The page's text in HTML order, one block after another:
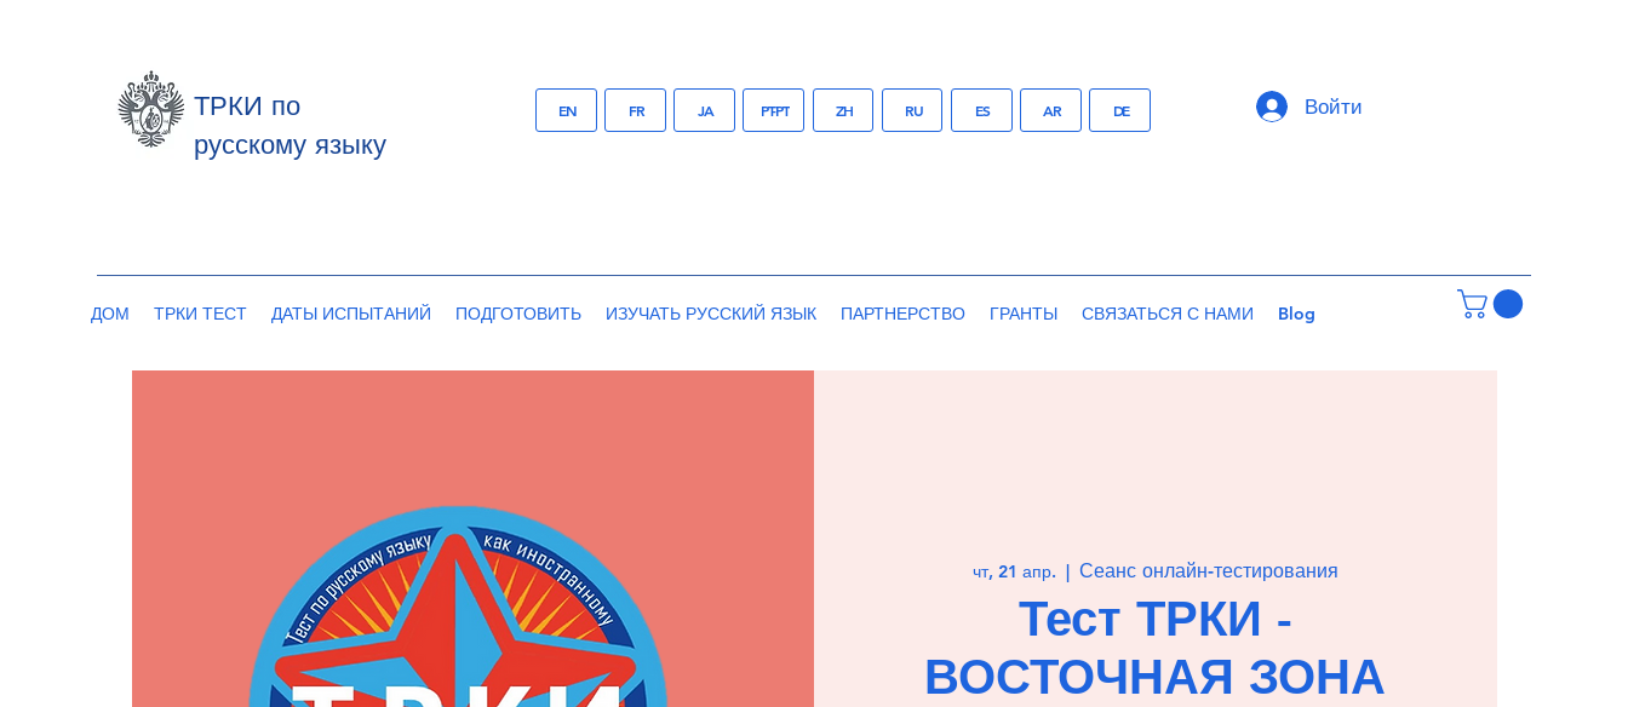
ТРКИ по
русскому языку
EN FR JA PT-PT ZH RU ES AR DE Войти
ДОМ ТРКИ ТЕСТ ДАТЫ ИСПЫТАНИЙ ПОДГОТОВИТЬ ИЗУЧАТЬ РУССКИЙ ЯЗЫК ПАРТНЕРСТВО ГРАНТЫ СВЯЗАТЬСЯ С НАМИ Blog
чт, 21 апр.
  |
Сеанс онлайн-тестирования
Тест ТРКИ -
ВОСТОЧНАЯ ЗОНА